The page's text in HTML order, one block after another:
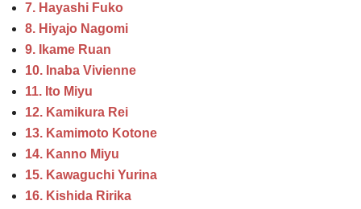
7. Hayashi Fuko
8. Hiyajo Nagomi
9. Ikame Ruan
10. Inaba Vivienne
11. Ito Miyu
12. Kamikura Rei
13. Kamimoto Kotone
14. Kanno Miyu
15. Kawaguchi Yurina
16. Kishida Ririka